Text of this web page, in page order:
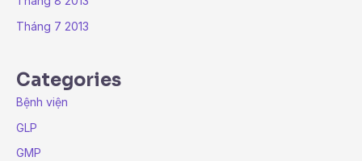
Tháng 7 2013
Categories
Bệnh viện
GLP
GMP